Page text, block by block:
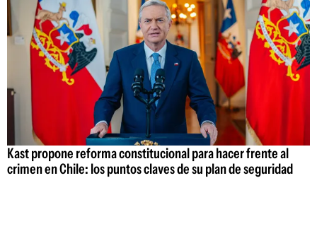
Kast propone reforma constitucional para hacer frente al
crimen en Chile: los puntos claves de su plan de seguridad